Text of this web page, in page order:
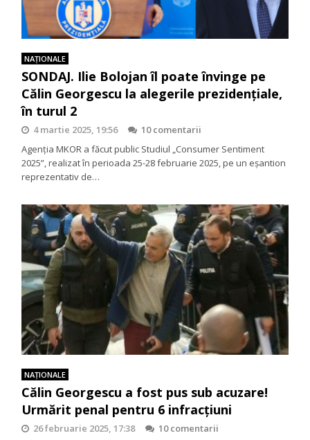
NAŢIONALE
SONDAJ. Ilie Bolojan îl poate învinge pe
Călin Georgescu la alegerile prezidențiale,
în turul 2
4 martie 2025, 19:56
10 comentarii
Agenția MKOR a făcut public Studiul „Consumer Sentiment
2025”, realizat în perioada 25-28 februarie 2025, pe un eșantion
reprezentativ de…
NAŢIONALE
Călin Georgescu a fost pus sub acuzare!
Urmărit penal pentru 6 infracțiuni
26 februarie 2025, 17:38
10 comentarii